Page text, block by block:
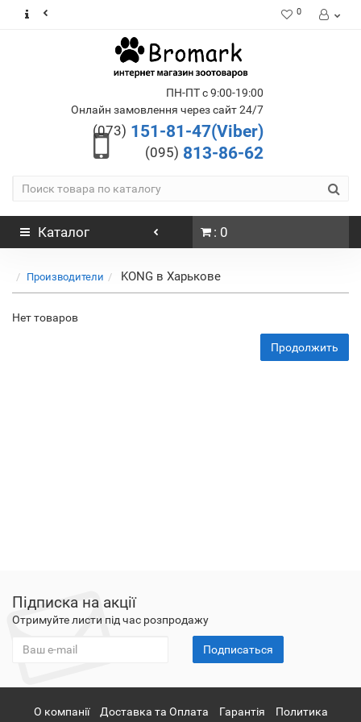
0
ПН-ПТ с 9:00-19:00
Онлайн замовлення через сайт 24/7
(073) 151-81-47(Viber)
(095) 813-86-62
Каталог : 0
Производители KONG в Харькове
Нет товаров
Продолжить
Підписка на акції
Отримуйте листи під час розпродажу
Подписаться
О компанії Доставка та Оплата Гарантія
Политика